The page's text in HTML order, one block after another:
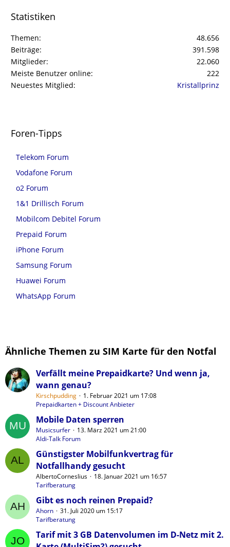
Statistiken
Themen
48.656
Beiträge
391.598
Mitglieder
22.060
Meiste Benutzer online
222
Neuestes Mitglied
Kristallprinz
Foren-Tipps
Telekom Forum
Vodafone Forum
o2 Forum
1&1 Drillisch Forum
Mobilcom Debitel Forum
Prepaid Forum
iPhone Forum
Samsung Forum
Huawei Forum
WhatsApp Forum
Ähnliche Themen zu SIM Karte für den Notfal
Verfällt meine Prepaidkarte? Und wenn ja,
wann genau?
Kirschpudding
1. Februar 2021 um 17:08
Prepaidkarten + Discount Anbieter
Mobile Daten sperren
Musicsurfer
13. März 2021 um 21:00
Aldi-Talk Forum
Günstigster Mobilfunkvertrag für
Notfallhandy gesucht
AlbertoCorneslius
18. Januar 2021 um 16:57
Tarifberatung
Gibt es noch reinen Prepaid?
Ahorn
31. Juli 2020 um 15:17
Tarifberatung
Tarif mit 3 GB Datenvolumen im D-Netz mit 2.